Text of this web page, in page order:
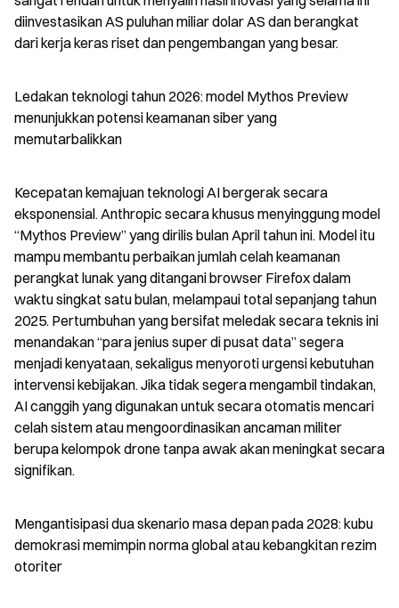
diinvestasikan AS puluhan miliar dolar AS dan berangkat
dari kerja keras riset dan pengembangan yang besar.
Ledakan teknologi tahun 2026: model Mythos Preview
menunjukkan potensi keamanan siber yang
memutarbalikkan
Kecepatan kemajuan teknologi AI bergerak secara
eksponensial. Anthropic secara khusus menyinggung model
“Mythos Preview” yang dirilis bulan April tahun ini. Model itu
mampu membantu perbaikan jumlah celah keamanan
perangkat lunak yang ditangani browser Firefox dalam
waktu singkat satu bulan, melampaui total sepanjang tahun
2025. Pertumbuhan yang bersifat meledak secara teknis ini
menandakan “para jenius super di pusat data” segera
menjadi kenyataan, sekaligus menyoroti urgensi kebutuhan
intervensi kebijakan. Jika tidak segera mengambil tindakan,
AI canggih yang digunakan untuk secara otomatis mencari
celah sistem atau mengoordinasikan ancaman militer
berupa kelompok drone tanpa awak akan meningkat secara
signifikan.
Mengantisipasi dua skenario masa depan pada 2028: kubu
demokrasi memimpin norma global atau kebangkitan rezim
otoriter